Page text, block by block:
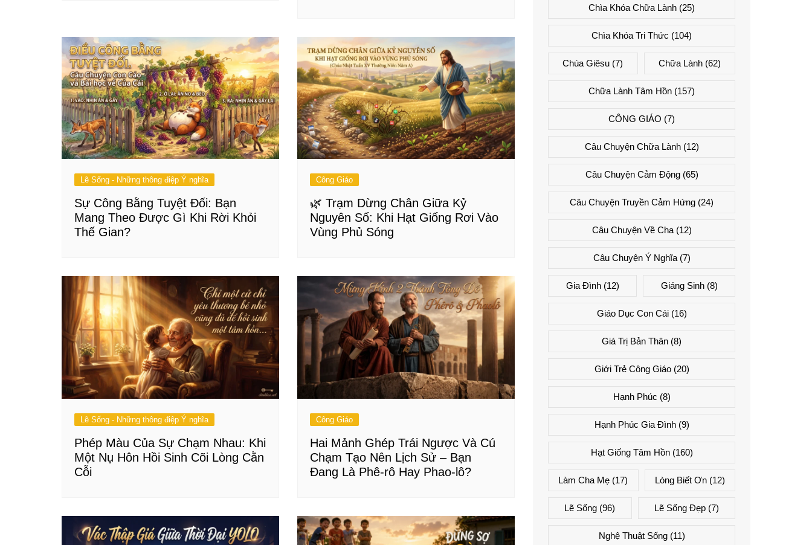
Lẽ Sống - Những thông điệp Ý nghĩa
Sự Công Bằng Tuyệt Đối: Bạn
Mang Theo Được Gì Khi Rời Khỏi
Thế Gian?
Công Giáo
🌿 Trạm Dừng Chân Giữa Kỷ
Nguyên Số: Khi Hạt Giống Rơi Vào
Vùng Phủ Sóng
Lẽ Sống - Những thông điệp Ý nghĩa
Phép Màu Của Sự Chạm Nhau: Khi
Một Nụ Hôn Hồi Sinh Cõi Lòng Cằn
Cỗi
Công Giáo
Hai Mảnh Ghép Trái Ngược Và Cú
Chạm Tạo Nên Lịch Sử – Bạn
Đang Là Phê-rô Hay Phao-lô?
Chìa Khóa Chữa Lành (25)
Chìa Khóa Tri Thức (104)
Chúa Giêsu (7) Chữa Lành(62)
Chữa Lành Tâm Hồn (157)
CÔNG GIÁO (7)
Câu Chuyện Chữa Lành(12)
Câu Chuyện Cảm Động(65)
Câu Chuyện Truyền Cảm Hứng (24)
Câu Chuyện Về Cha(12)
Câu Chuyện Ý Nghĩa(7)
Gia Đình(12) Giáng Sinh(8)
Giáo Dục Con Cái(16)
Giá Trị Bản Thân (8)
Giới Trẻ Công Giáo(20)
Hạnh Phúc (8)
Hạnh Phúc Gia Đình(9)
Hạt Giống Tâm Hồn(160)
Làm Cha Mẹ (17) Lòng Biết Ơn(12)
Lẽ Sống (96) Lẽ Sống Đẹp(7)
Nghệ Thuật Sống(11)